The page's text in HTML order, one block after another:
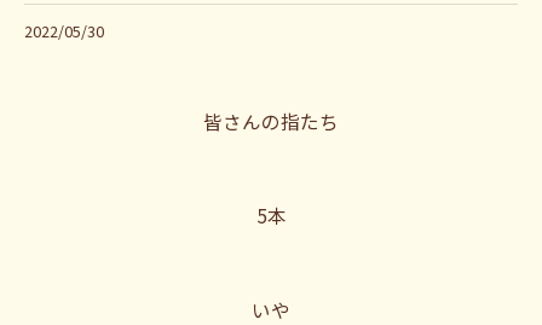
2022/05/30
皆さんの指たち
5本
いや